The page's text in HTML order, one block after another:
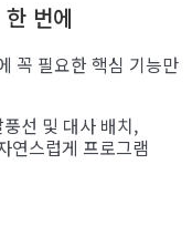
번에
꼭 필요한 핵심 기능만
선 및 대사 배치,
연스럽게 프로그램